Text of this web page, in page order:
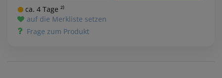
ca. 4 Tage ²⁾
auf die Merkliste setzen
Frage zum Produkt